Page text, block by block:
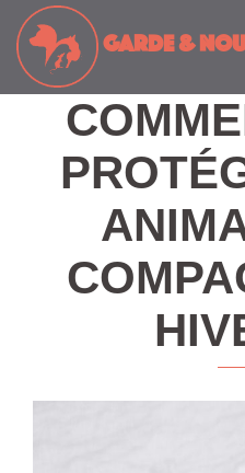
GARDE&
Accueil
animaux de compagnie en hiver ?